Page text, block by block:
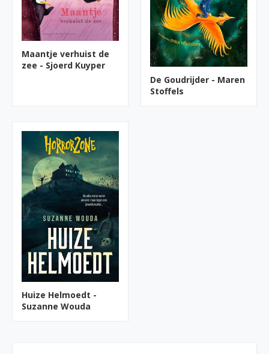
Maantje verhuist de
zee - Sjoerd Kuyper
De Goudrijder - Maren
Stoffels
Huize Helmoedt -
Suzanne Wouda